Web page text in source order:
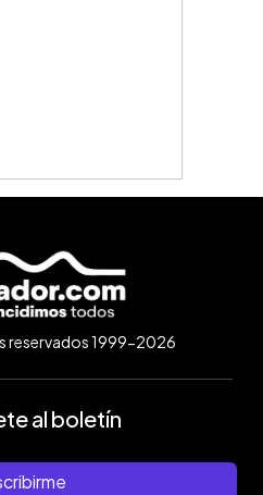
reservados 1999-2026
al boletín